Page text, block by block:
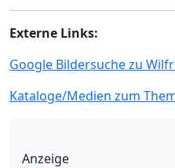
Externe Links:
Google Bildersuche zu
Kataloge/Medien zum
Anzeige